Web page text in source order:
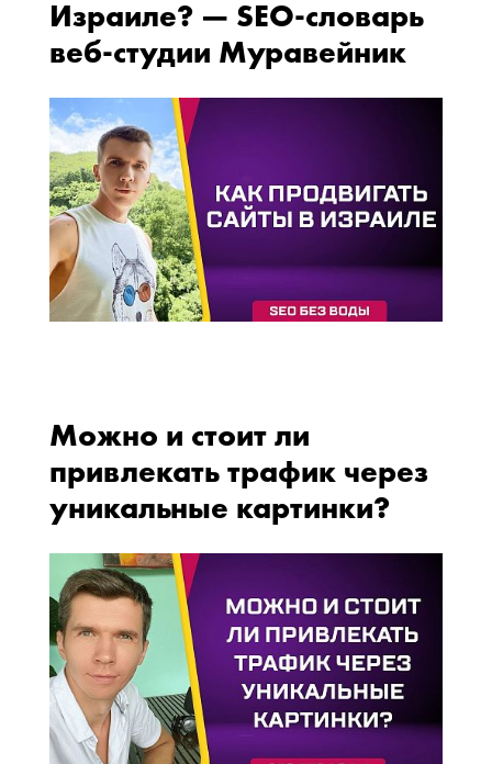
Израиле? — SEO-словарь
веб-студии Муравейник
Можно и стоит ли
привлекать трафик через
уникальные картинки?